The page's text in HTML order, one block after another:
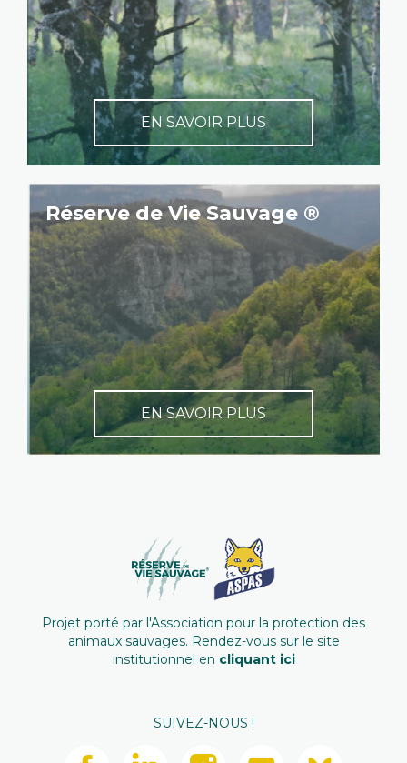
EN SAVOIR PLUS
Réserve de Vie Sauvage ®
EN SAVOIR PLUS
Projet porté par l'Association pour la protection des
animaux sauvages. Rendez-vous sur le site
institutionnel en cliquant ici
SUIVEZ-NOUS !